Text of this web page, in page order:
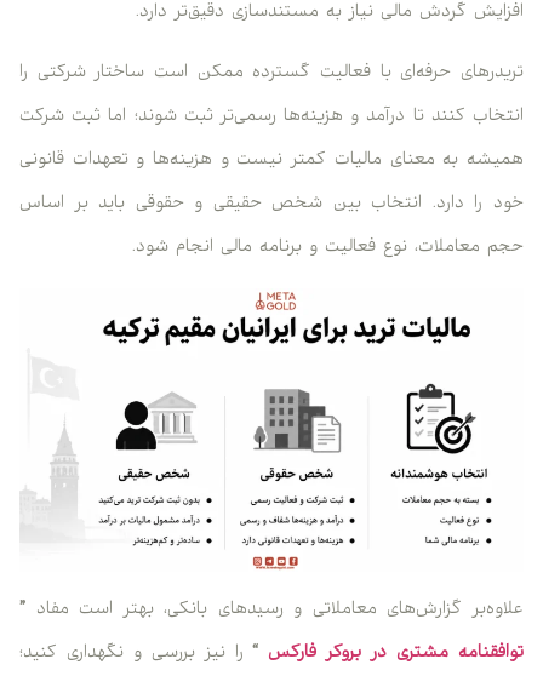
گردش مالی نیاز به مستندسازی دقیق‌تر دارد.
حرفه‌ای با فعالیت گسترده ممکن است ساختار شرکتی را
کنند تا درآمد و هزینه‌ها رسمی‌تر ثبت شوند؛ اما ثبت شرکت
به معنای مالیات کمتر نیست و هزینه‌ها و تعهدات قانونی
را دارد. انتخاب بین شخص حقیقی و حقوقی باید بر اساس
معاملات، نوع فعالیت و برنامه مالی انجام شود.
گزارش‌های معاملاتی و رسیدهای بانکی، بهتر است مفاد”
مشتری در بروکر فارکس“را نیز بررسی و نگهداری کنید؛